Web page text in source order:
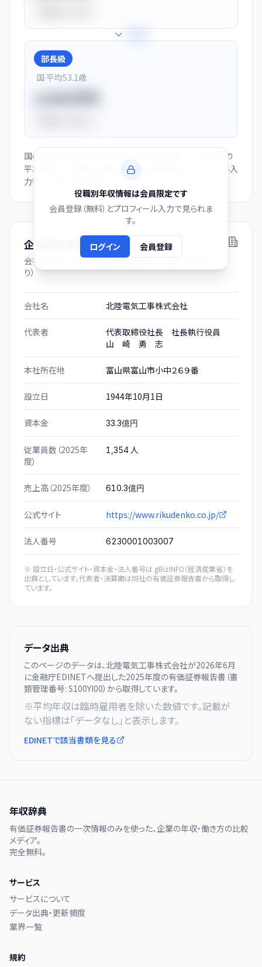
部長級
国 平均53.1歳
役職別年収情報は会員限定です
会員登録（無料）とプロフィール入力で見られま
す。
ログイン 会員登録
国の役職別賃金（部長・課長・係長・非役職者）と、この会社の
平均年収から逆算した推計値です。会員登録とプロフィール入
力後にご覧いただけます。
企業基本情報
会社プロフィール（有価証券報告書および gBizINFO よ
り）
会社名 北陸電気工事株式会社
代表者
代表取締役社長 社長執行役員
山 崎 勇 志
本社所在地 富山県富山市小中２６９番
設立日 1944年10月1日
資本金 33.3億円
従業員数（2025年
度）
1,354人
売上高（2025年度） 610.3億円
公式サイト https://www.rikudenko.co.jp/
法人番号 6230001003007
※ 設立日・公式サイト・資本金・法人番号は gBizINFO（経済産業省）を
出典としています。代表者・決算期は同社の有価証券報告書から取得し
ています。
データ出典
このページのデータは、北陸電気工事株式会社が2026年6月
に金融庁EDINETへ提出した2025年度の有価証券報告書（書
類管理番号: S100YI00）から取得しています。
※平均年収は臨時雇用者を除いた数値です。記載が
ない指標は「データなし」と表示します。
EDINETで該当書類を見る
年収辞典
有価証券報告書の一次情報のみを使った、企業の年収・働き方の比較
メディア。
完全無料。
サービス
サービスについて
データ出典・更新頻度
業界一覧
規約